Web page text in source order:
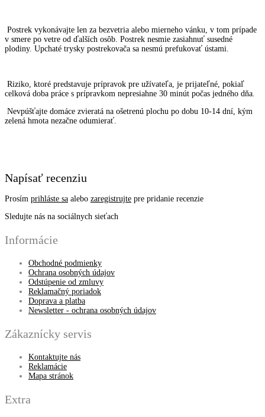
Postrek vykonávajte len za bezvetria alebo mierneho vánku, v tom prípade
v smere po vetre od ďalších osôb. Postrek nesmie zasiahnuť susedné
plodiny. Upchaté trysky postrekovača sa nesmú prefukovať ústami.
Riziko, ktoré predstavuje prípravok pre užívateľa, je prijateľné, pokiaľ
celková doba práce s prípravkom nepresiahne 30 minút počas jedného dňa.
Nevpúšťajte domáce zvieratá na ošetrenú plochu po dobu 10-14 dní, kým
zelená hmota nezačne odumierať.
Napísať recenziu
Prosím prihláste sa alebo zaregistrujte pre pridanie recenzie
Sledujte nás na sociálnych sieťach
Informácie
Obchodné podmienky
Ochrana osobných údajov
Odstúpenie od zmluvy
Reklamačný poriadok
Doprava a platba
Newsletter - ochrana osobných údajov
Zákaznícky servis
Kontaktujte nás
Reklamácie
Mapa stránok
Extra